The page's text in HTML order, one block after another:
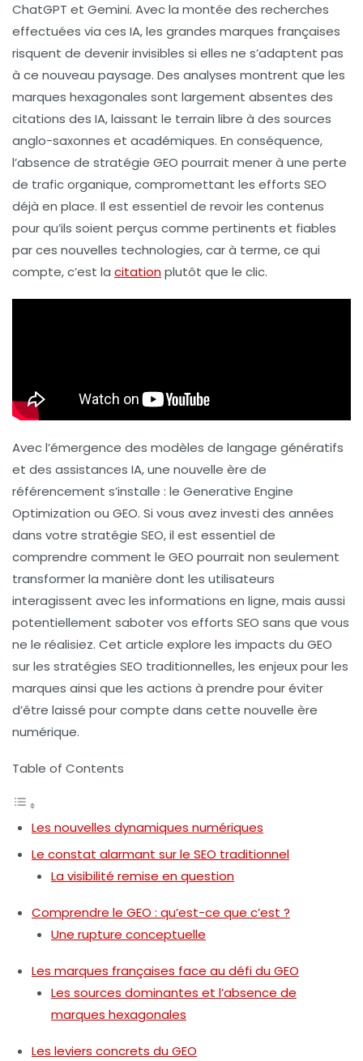
ChatGPT et Gemini. Avec la montée des recherches
effectuées via ces IA, les grandes marques françaises
risquent de devenir invisibles si elles ne s’adaptent pas
à ce nouveau paysage. Des analyses montrent que les
marques hexagonales sont largement absentes des
citations des IA, laissant le terrain libre à des sources
anglo-saxonnes et académiques. En conséquence,
l’absence de stratégie GEO pourrait mener à une perte
de trafic organique, compromettant les efforts SEO
déjà en place. Il est essentiel de revoir les contenus
pour qu’ils soient perçus comme pertinents et fiables
par ces nouvelles technologies, car à terme, ce qui
compte, c’est la citationplutôt que le clic.
Avec l’émergence des modèles de langage génératifs
et des assistances IA, une nouvelle ère de
référencement s’installe : le Generative Engine
Optimization ou GEO. Si vous avez investi des années
dans votre stratégie SEO, il est essentiel de
comprendre comment le GEO pourrait non seulement
transformer la manière dont les utilisateurs
interagissent avec les informations en ligne, mais aussi
potentiellement saboter vos efforts SEO sans que vous
ne le réalisiez. Cet article explore les impacts du GEO
sur les stratégies SEO traditionnelles, les enjeux pour les
marques ainsi que les actions à prendre pour éviter
d’être laissé pour compte dans cette nouvelle ère
numérique.
Table of Contents
Les nouvelles dynamiques numériques
Le constat alarmant sur le SEO traditionnel
La visibilité remise en question
Comprendre le GEO : qu’est-ce que c’est ?
Une rupture conceptuelle
Les marques françaises face au défi du GEO
Les sources dominantes et l’absence de
marques hexagonales
Les leviers concrets du GEO